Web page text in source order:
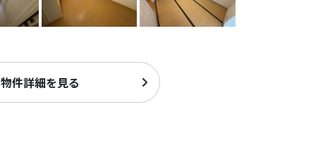
物件詳細を見る